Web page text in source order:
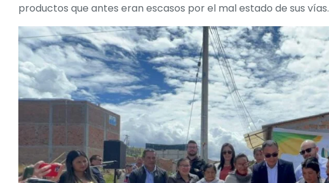
productos que antes eran escasos por el mal estado de sus vías.